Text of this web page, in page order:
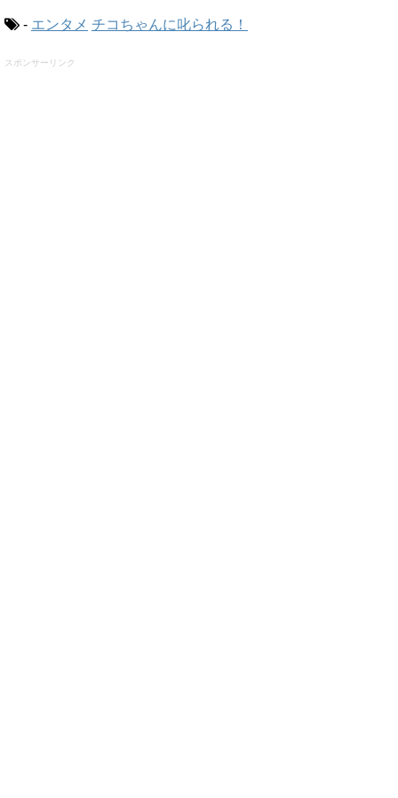
- エンタメ チコちゃんに叱られる！
スポンサーリンク